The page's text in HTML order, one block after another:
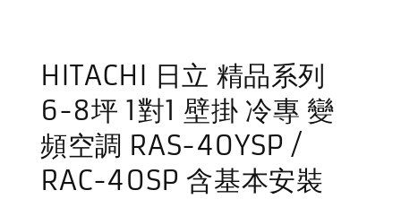
HITACHI 日立 精品系列
6-8坪 1對1 壁掛 冷專 變
頻空調 RAS-40YSP /
RAC-40SP 含基本安裝